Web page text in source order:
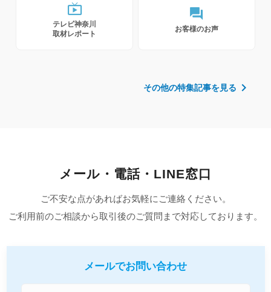
live_tv
テレビ神奈川
取材レポート
forum
お客様のお声
その他の特集記事を見る chevron_right
メール・電話・LINE窓口
ご不安な点があればお気軽にご連絡ください。
ご利用前のご相談から取引後のご質問まで対応しております。
メールでお問い合わせ